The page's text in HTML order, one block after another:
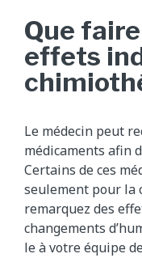
Que
effets
Le médecin peut
médicaments afin
Certains de ces
seulement pour la
remarquez des
changements
le à votre équipe